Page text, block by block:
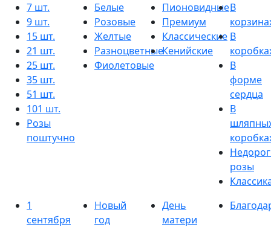
7 шт.
9 шт.
15 шт.
21 шт.
25 шт.
35 шт.
51 шт.
101 шт.
Розы
поштучно
Белые
Розовые
Желтые
Разноцветные
Фиолетовые
Пионовидные
Премиум
Классические
Кенийские
В
В
В
форме
сердца
В
розы
1
сентября
Новый
год
День
матери